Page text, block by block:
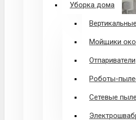
Уборка дома
Мойщики
Отпариватели
Роботы-
Сетевые